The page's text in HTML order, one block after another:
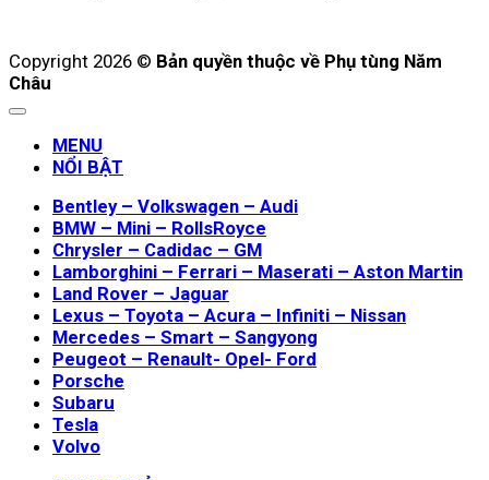
Copyright 2026 © Bản quyền thuộc về Phụ tùng Năm
Châu
MENU
NỔI BẬT
Bentley – Volkswagen – Audi
BMW – Mini – RollsRoyce
Chrysler – Cadidac – GM
Lamborghini – Ferrari – Maserati – Aston Martin
Land Rover – Jaguar
Lexus – Toyota – Acura – Infiniti – Nissan
Mercedes – Smart – Sangyong
Peugeot – Renault- Opel- Ford
Porsche
Subaru
Tesla
Volvo